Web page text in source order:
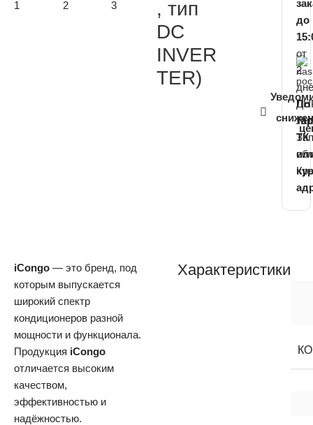
, тип
DC
INVER
TER)
до
от
2
По
ТК
iCongo — это бренд, под
которым выпускается
широкий спектр
кондиционеров разной
мощности и функционала.
Продукция iCongo
отличается высоким
качеством,
эффективностью и
надёжностью.
Характеристики